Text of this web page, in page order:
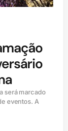
será marcado
eventos. A